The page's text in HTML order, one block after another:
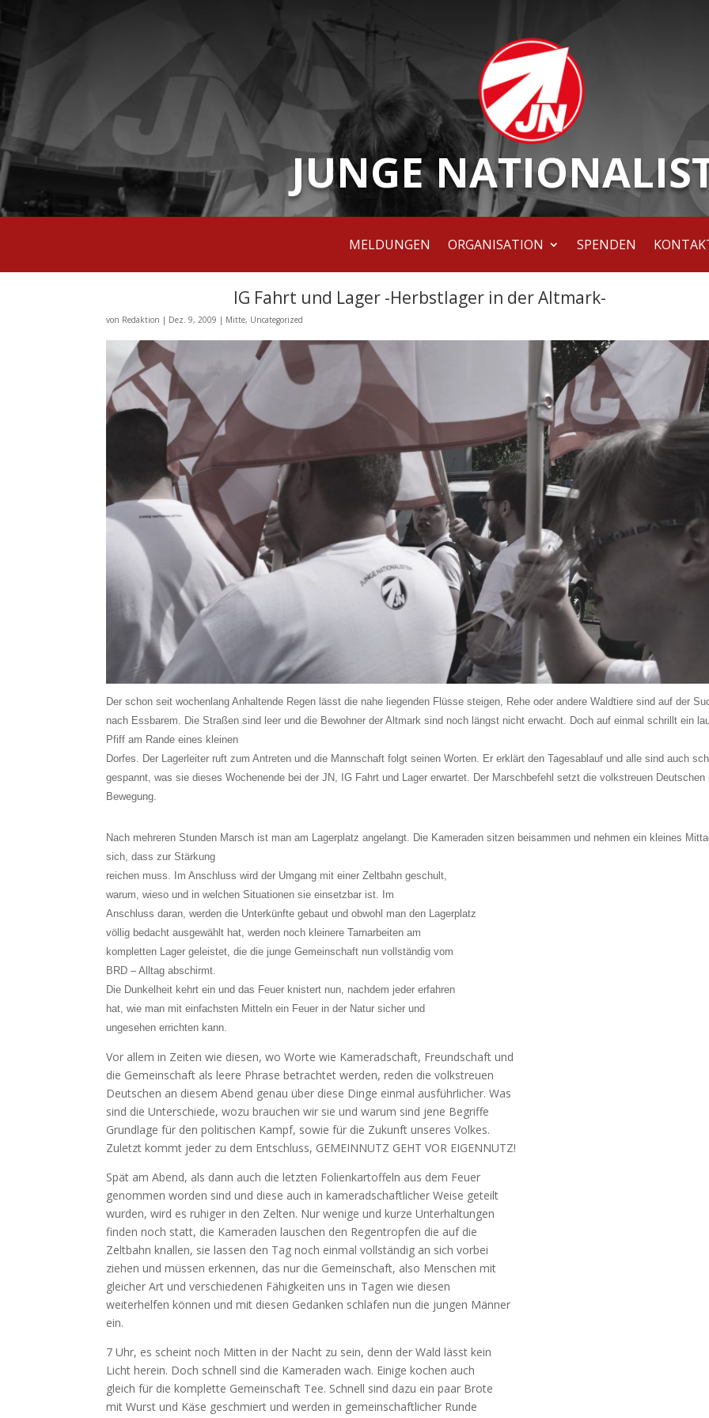
JUNGE
MELDUNGEN ORGANISATION SPENDEN
IG Fahrt und Lager -Herbstlager in der Altmark-
von Redaktion | Dez. 9, 2009 | Mitte, Uncategorized
Der schon seit wochenlang Anhaltende Regen lässt die nahe liegenden Flüsse steigen, Rehe oder andere Waldtiere sind auf der
nach Essbarem. Die Straßen sind leer und die Bewohner der Altmark sind noch längst nicht erwacht. Doch auf einmal schrillt ein
Pfiff am Rande eines kleinen
Dorfes. Der Lagerleiter ruft zum Antreten und die Mannschaft folgt seinen Worten. Er erklärt den Tagesablauf und alle sind auch
gespannt, was sie dieses Wochenende bei der JN, IG Fahrt und Lager erwartet. Der Marschbefehl setzt die volkstreuen Deutschen
Bewegung.
Nach mehreren Stunden Marsch ist man am Lagerplatz angelangt. Die Kameraden sitzen beisammen und nehmen ein kleines
sich, dass zur Stärkung
reichen muss. Im Anschluss wird der Umgang mit einer Zeltbahn geschult,
warum, wieso und in welchen Situationen sie einsetzbar ist. Im
Anschluss daran, werden die Unterkünfte gebaut und obwohl man den Lagerplatz
völlig bedacht ausgewählt hat, werden noch kleinere Tarnarbeiten am
kompletten Lager geleistet, die die junge Gemeinschaft nun vollständig vom
BRD – Alltag abschirmt.
Die Dunkelheit kehrt ein und das Feuer knistert nun, nachdem jeder erfahren
hat, wie man mit einfachsten Mitteln ein Feuer in der Natur sicher und
ungesehen errichten kann.
Vor allem in Zeiten wie diesen, wo Worte wie Kameradschaft, Freundschaft und
die Gemeinschaft als leere Phrase betrachtet werden, reden die volkstreuen
Deutschen an diesem Abend genau über diese Dinge einmal ausführlicher. Was
sind die Unterschiede, wozu brauchen wir sie und warum sind jene Begriffe
Grundlage für den politischen Kampf, sowie für die Zukunft unseres Volkes.
Zuletzt kommt jeder zu dem Entschluss, GEMEINNUTZ GEHT VOR EIGENNUTZ!
Spät am Abend, als dann auch die letzten Folienkartoffeln aus dem Feuer
genommen worden sind und diese auch in kameradschaftlicher Weise geteilt
wurden, wird es ruhiger in den Zelten. Nur wenige und kurze Unterhaltungen
finden noch statt, die Kameraden lauschen den Regentropfen die auf die
Zeltbahn knallen, sie lassen den Tag noch einmal vollständig an sich vorbei
ziehen und müssen erkennen, das nur die Gemeinschaft, also Menschen mit
gleicher Art und verschiedenen Fähigkeiten uns in Tagen wie diesen
weiterhelfen können und mit diesen Gedanken schlafen nun die jungen Männer
ein.
7 Uhr, es scheint noch Mitten in der Nacht zu sein, denn der Wald lässt kein
Licht herein. Doch schnell sind die Kameraden wach. Einige kochen auch
gleich für die komplette Gemeinschaft Tee. Schnell sind dazu ein paar Brote
mit Wurst und Käse geschmiert und werden in gemeinschaftlicher Runde